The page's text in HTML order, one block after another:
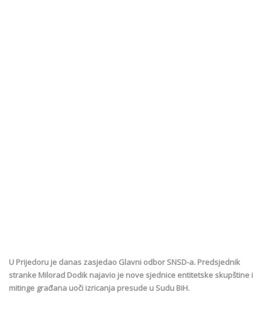
U Prijedoru je danas zasjedao Glavni odbor SNSD-a. Predsjednik
stranke Milorad Dodik najavio je nove sjednice entitetske skupštine i
mitinge građana uoči izricanja presude u Sudu BiH.